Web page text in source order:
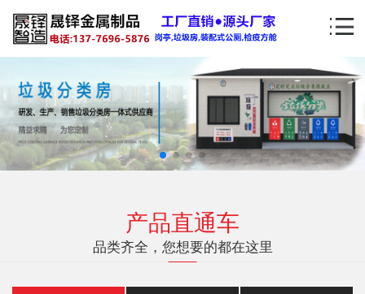
产品直通车
品类齐全，您想要的都在这里